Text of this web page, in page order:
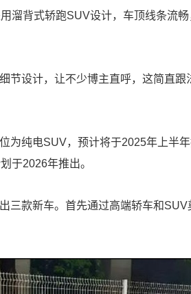
溜背式轿跑SUV设计，车顶线条流
节设计，让不少博主直呼，这简直
为纯电SUV，预计将于2025年上半
于2026年推出。
三款新车。首先通过高端轿车和